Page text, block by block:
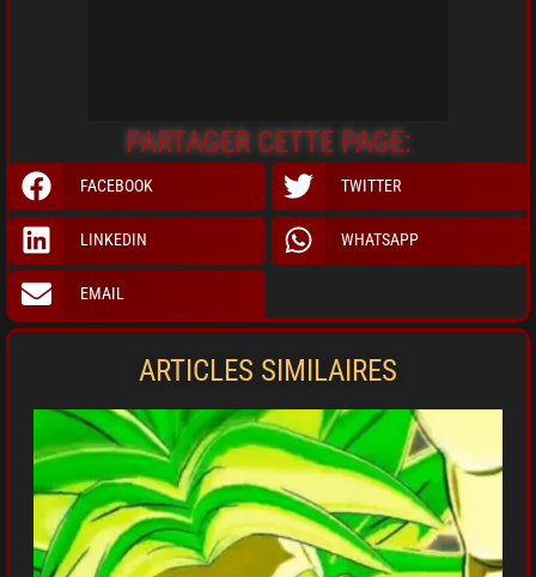
PARTAGER CETTE PAGE:
FACEBOOK TWITTER
LINKEDIN WHATSAPP
EMAIL
ARTICLES SIMILAIRES